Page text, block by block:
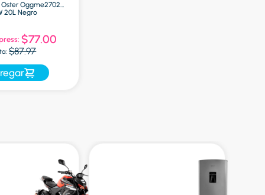
Oggme2702
20L Negro
$77.00
$87.97